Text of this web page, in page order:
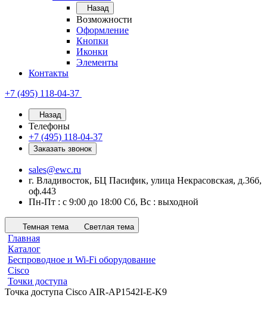
Назад
Возможности
Оформление
Кнопки
Иконки
Элементы
Контакты
+7 (495) 118-04-37
Назад
Телефоны
+7 (495) 118-04-37
Заказать звонок
sales@ewc.ru
г. Владивосток, БЦ Пасифик, улица Некрасовская, д.36б,
оф.443
Пн-Пт : с 9:00 до 18:00 Сб, Вс : выходной
Темная тема Светлая тема
Главная
Каталог
Беспроводное и Wi-Fi оборудование
Cisco
Точки доступа
Точка доступа Cisco AIR-AP1542I-E-K9